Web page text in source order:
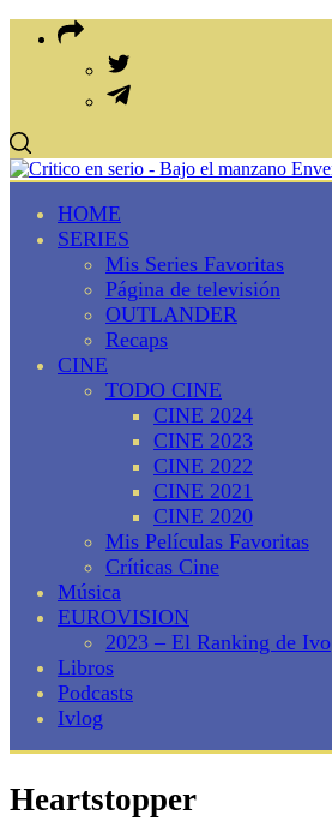
HOME
SERIES
Mis Series Favoritas
Página de televisión
OUTLANDER
Recaps
CINE
TODO CINE
CINE 2024
CINE 2023
CINE 2022
CINE 2021
CINE 2020
Mis Películas Favoritas
Críticas Cine
Música
EUROVISION
2023 – El Ranking de Ivo
Libros
Podcasts
Ivlog
Heartstopper